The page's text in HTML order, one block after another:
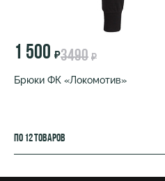
1 500 ₽3490 ₽
Брюки ФК «Локомотив»
по 12 товаров